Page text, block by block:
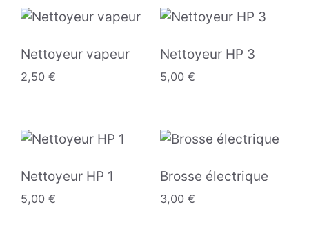
Nettoyeur vapeur
2,50 €
Nettoyeur HP 3
5,00 €
Nettoyeur HP 1
5,00 €
Brosse électrique
3,00 €